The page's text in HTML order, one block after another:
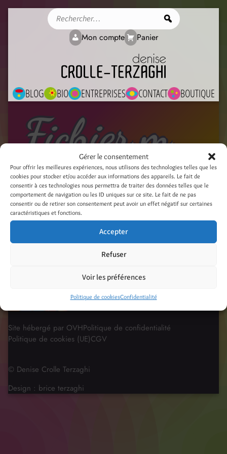
Gérer le consentement
Pour offrir les meilleures expériences, nous utilisons des technologies telles que les
cookies pour stocker et/ou accéder aux informations des appareils. Le fait de
consentir à ces technologies nous permettra de traiter des données telles que le
comportement de navigation ou les ID uniques sur ce site. Le fait de ne pas
consentir ou de retirer son consentement peut avoir un effet négatif sur certaines
caractéristiques et fonctions.
Accepter
Refuser
Voir les préférences
Politique de cookiesConfidentialité
BLOG BIO ENTREPRISES CONTACT BOUTIQUE
Mon compte Panier
Fichier média
angele_batist-4
9 mai 2018
Site hébergé par OVHPolitique de confidentialité
Politique de cookies (UE)CGV
© Denise Crolle Terzaghi
Design : brice terzaghi